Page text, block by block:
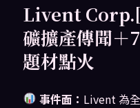
Livent
礦擴產傳聞＋
題材點火
事件面： Livent 為